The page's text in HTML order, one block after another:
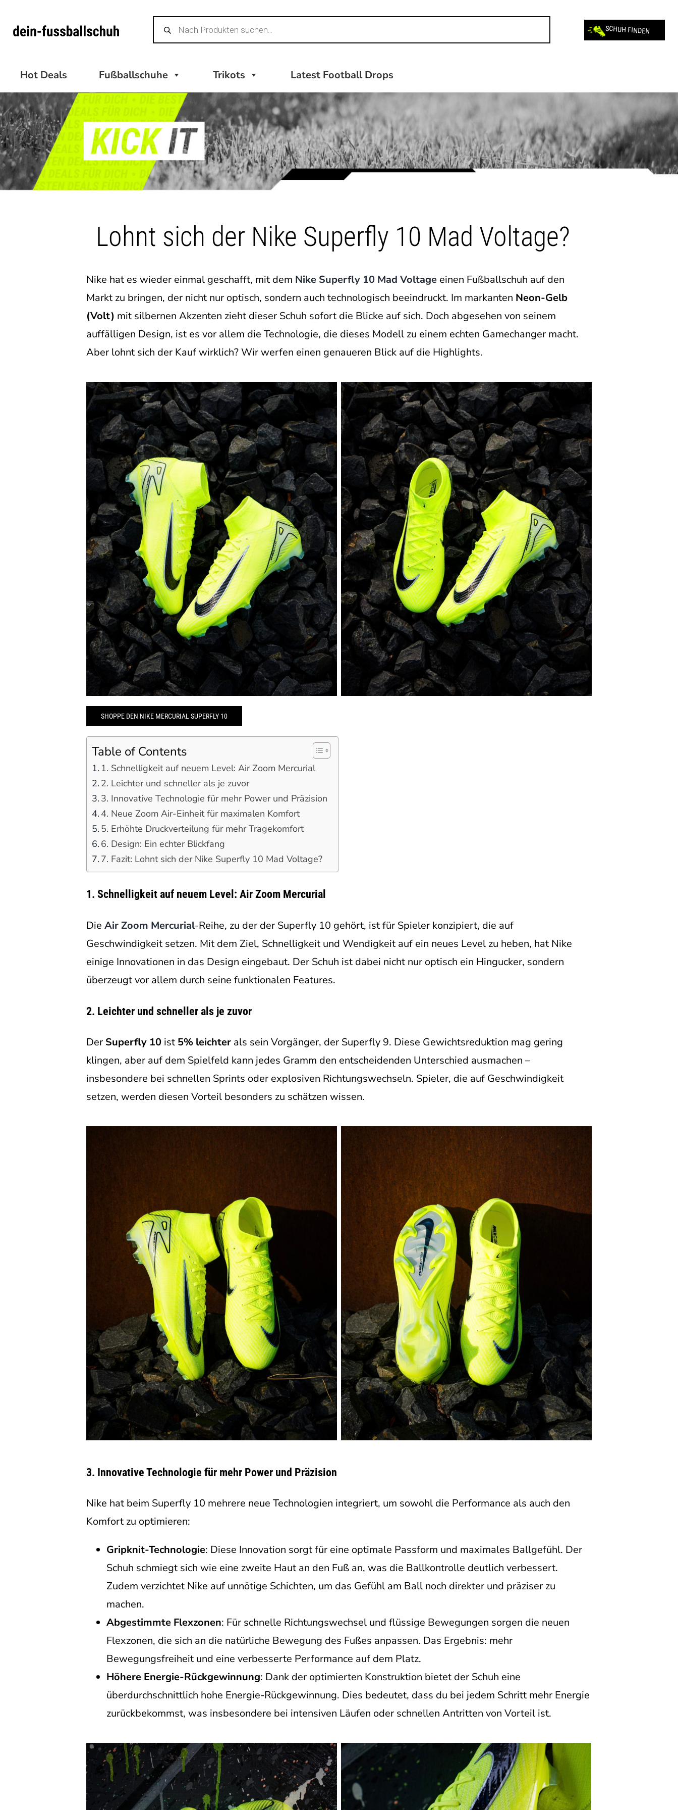
Inhalt
Products
search SCHUH FINDEN
Hot Deals Fußballschuhe Trikots Latest Football Drops
Lohnt sich der Nike Superfly 10 Mad Voltage?
Nike hat es wieder einmal geschafft, mit dem Nike Superfly 10 Mad Voltageeinen Fußballschuh auf den
Markt zu bringen, der nicht nur optisch, sondern auch technologisch beeindruckt. Im markanten Neon-Gelb
(Volt) mit silbernen Akzenten zieht dieser Schuh sofort die Blicke auf sich. Doch abgesehen von seinem
auffälligen Design, ist es vor allem die Technologie, die dieses Modell zu einem echten Gamechanger macht.
Aber lohnt sich der Kauf wirklich? Wir werfen einen genaueren Blick auf die Highlights.
SHOPPE DEN NIKE MERCURIAL SUPERFLY 10
Table of Contents
1. Schnelligkeit auf neuem Level: Air Zoom Mercurial
2. Leichter und schneller als je zuvor
3. Innovative Technologie für mehr Power und Präzision
4. Neue Zoom Air-Einheit für maximalen Komfort
5. Erhöhte Druckverteilung für mehr Tragekomfort
6. Design: Ein echter Blickfang
7. Fazit: Lohnt sich der Nike Superfly 10 Mad Voltage?
1. Schnelligkeit auf neuem Level: Air Zoom Mercurial
Die Air Zoom Mercurial-Reihe, zu der der Superfly 10 gehört, ist für Spieler konzipiert, die auf
Geschwindigkeit setzen. Mit dem Ziel, Schnelligkeit und Wendigkeit auf ein neues Level zu heben, hat Nike
einige Innovationen in das Design eingebaut. Der Schuh ist dabei nicht nur optisch ein Hingucker, sondern
überzeugt vor allem durch seine funktionalen Features.
2. Leichter und schneller als je zuvor
Der Superfly 10ist 5% leichterals sein Vorgänger, der Superfly 9. Diese Gewichtsreduktion mag gering
klingen, aber auf dem Spielfeld kann jedes Gramm den entscheidenden Unterschied ausmachen –
insbesondere bei schnellen Sprints oder explosiven Richtungswechseln. Spieler, die auf Geschwindigkeit
setzen, werden diesen Vorteil besonders zu schätzen wissen.
3. Innovative Technologie für mehr Power und Präzision
Nike hat beim Superfly 10 mehrere neue Technologien integriert, um sowohl die Performance als auch den
Komfort zu optimieren:
Gripknit-Technologie: Diese Innovation sorgt für eine optimale Passform und maximales Ballgefühl. Der
Schuh schmiegt sich wie eine zweite Haut an den Fuß an, was die Ballkontrolle deutlich verbessert.
Zudem verzichtet Nike auf unnötige Schichten, um das Gefühl am Ball noch direkter und präziser zu
machen.
Abgestimmte Flexzonen: Für schnelle Richtungswechsel und flüssige Bewegungen sorgen die neuen
Flexzonen, die sich an die natürliche Bewegung des Fußes anpassen. Das Ergebnis: mehr
Bewegungsfreiheit und eine verbesserte Performance auf dem Platz.
Höhere Energie-Rückgewinnung: Dank der optimierten Konstruktion bietet der Schuh eine
überdurchschnittlich hohe Energie-Rückgewinnung. Dies bedeutet, dass du bei jedem Schritt mehr Energie
zurückbekommst, was insbesondere bei intensiven Läufen oder schnellen Antritten von Vorteil ist.